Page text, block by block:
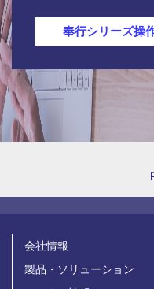
奉行シリーズ操
会社情報
製品・ソリューション